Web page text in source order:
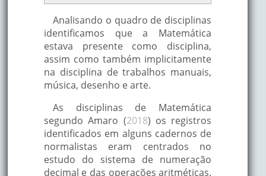
1960
Anatomia e
Fisiologia
Humana, Música e
Canto Orfeônico,
Desenho e Artes
Aplicadas,
Educação Física,
Naturais,
Trabalhos
Manuais e
Geografia.
Desenho, Ciências
Naturais,
Analisando o quadro de disciplinas
identificamos que a Matemática
estava presente como disciplina,
assim como também implicitamente
na disciplina de trabalhos manuais,
música, desenho e arte.
As disciplinas de Matemática
segundo Amaro (2018) os registros
identificados em alguns cadernos de
normalistas eram centrados no
estudo do sistema de numeração
decimal e das operações aritméticas.